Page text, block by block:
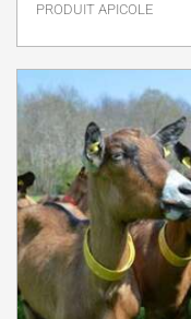
PRODUIT APICOLE